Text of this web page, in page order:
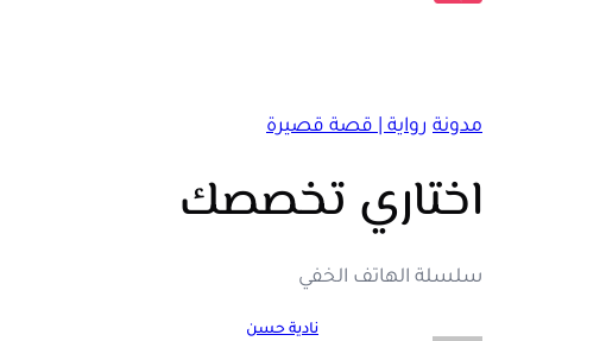
مدونة رواية | قصة قصيرة
اختاري تخصصك
سلسلة الهاتف الخفي
نادية حسن